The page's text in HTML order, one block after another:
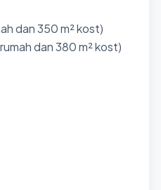
dan 350 m² kost)
dan 380 m² kost)